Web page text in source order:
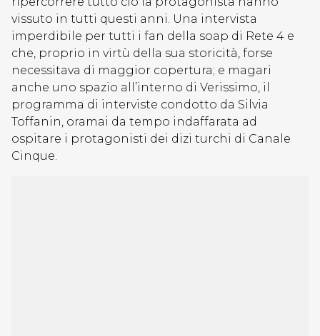
vissuto in tutti questi anni. Una intervista
imperdibile per tutti i fan della soap di Rete 4 e
che, proprio in virtù della sua storicità, forse
necessitava di maggior copertura; e magari
anche uno spazio all’interno di Verissimo, il
programma di interviste condotto da Silvia
Toffanin, oramai da tempo indaffarata ad
ospitare i protagonisti dei dizi turchi di Canale
Cinque.